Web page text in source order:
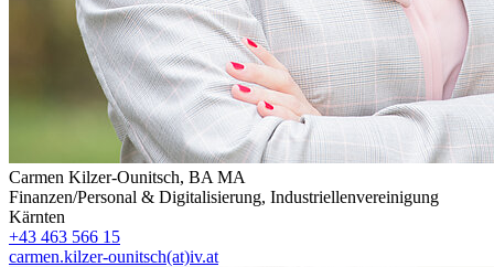
Carmen Kilzer-Ounitsch, BA MA
Finanzen/Personal & Digitalisierung, Industriellenvereinigung
Kärnten
+43 463 566 15
carmen.kilzer-ounitsch(at)iv.at